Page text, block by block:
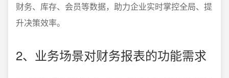
财务、库存、会员等数据，助力企业实时掌控全局、提
升决策效率。
2、业务场景对财务报表的功能需求